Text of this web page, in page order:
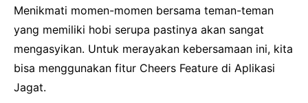
Menikmati momen-momen bersama teman-teman
yang memiliki hobi serupa pastinya akan sangat
mengasyikan. Untuk merayakan kebersamaan ini, kita
bisa menggunakan fitur Cheers Feature di Aplikasi
Jagat.